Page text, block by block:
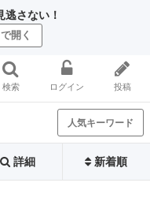
さない！
開く
検索 ログイン 投稿
人気キーワード
詳細 新着順